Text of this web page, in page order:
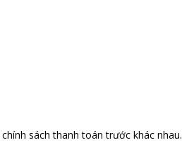
sách thanh toán trước khác nhau.